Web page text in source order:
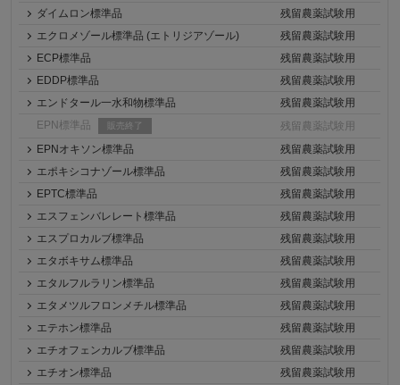
ダイムロン標準品
残留農薬試験用
エクロメゾール標準品 (エトリジアゾール)
残留農薬試験用
ECP標準品
残留農薬試験用
EDDP標準品
残留農薬試験用
エンドタール一水和物標準品
残留農薬試験用
EPN標準品
販売終了
残留農薬試験用
EPNオキソン標準品
残留農薬試験用
エポキシコナゾール標準品
残留農薬試験用
EPTC標準品
残留農薬試験用
エスフェンバレレート標準品
残留農薬試験用
エスプロカルブ標準品
残留農薬試験用
エタボキサム標準品
残留農薬試験用
エタルフルラリン標準品
残留農薬試験用
エタメツルフロンメチル標準品
残留農薬試験用
エテホン標準品
残留農薬試験用
エチオフェンカルブ標準品
残留農薬試験用
エチオン標準品
残留農薬試験用